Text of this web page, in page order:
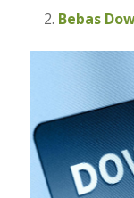
Bebas